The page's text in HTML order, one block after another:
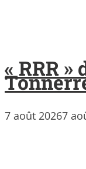
« RRR »
7 août 20267